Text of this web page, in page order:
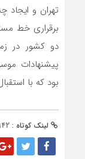
تهران و ایجاد
برقراری خط
دو کشور در
پیشنهادات
بود که با
لینک کوتاه :